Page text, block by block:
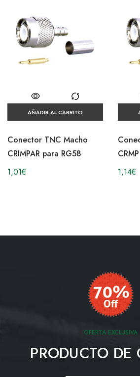
AÑADIR AL CARRITO
Conector TNC Macho
CRIMPAR para RG58
1,01€
1,14€
OFERTA EXCLUSIVA
PRODUCTO DE